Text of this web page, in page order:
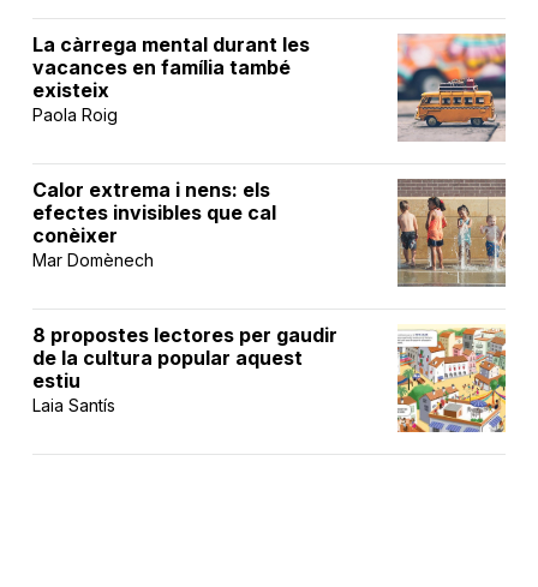
La càrrega mental durant les
vacances en família també
existeix
Paola Roig
Calor extrema i nens: els
efectes invisibles que cal
conèixer
Mar Domènech
8 propostes lectores per gaudir
de la cultura popular aquest
estiu
Laia Santís